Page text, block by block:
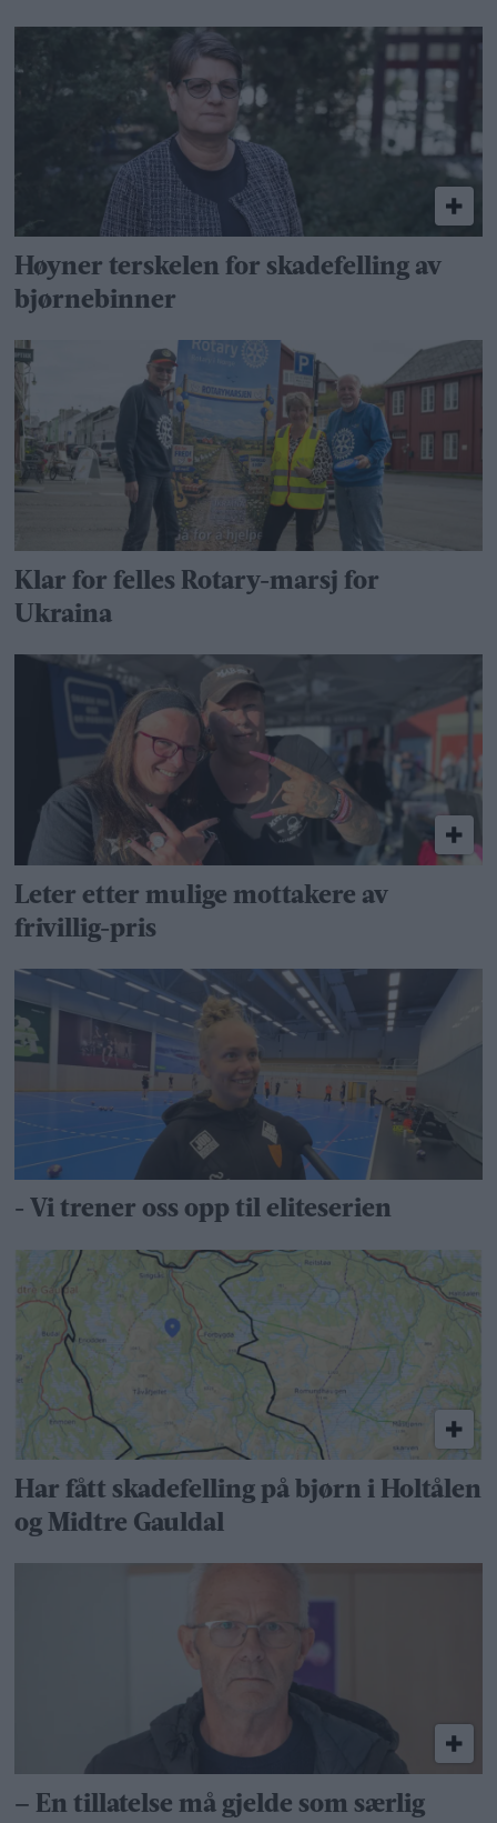
Høyner terskelen for skadefelling av
bjørnebinner
Klar for felles Rotary-marsj for
Ukraina
Leter etter mulige mottakere av
frivillig-pris
- Vi trener oss opp til eliteserien
Har fått skadefelling på bjørn i Holtålen
og Midtre Gauldal
– En tillatelse må gjelde som særlig